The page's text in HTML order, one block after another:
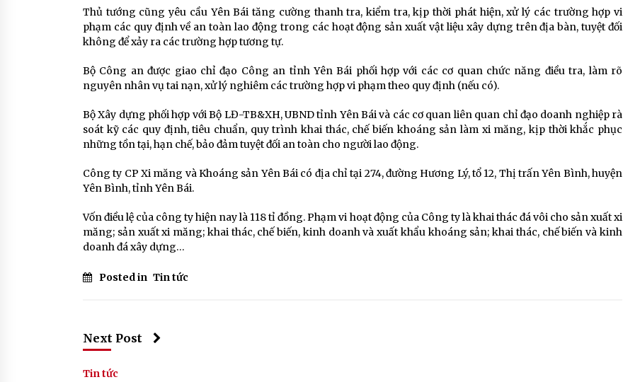
Thủ tướng cũng yêu cầu Yên Bái tăng cường thanh tra, kiểm tra, kịp thời phát hiện, xử lý các trường hợp vi
phạm các quy định về an toàn lao động trong các hoạt động sản xuất vật liệu xây dựng trên địa bàn, tuyệt đối
không để xảy ra các trường hợp tương tự.
Bộ Công an được giao chỉ đạo Công an tỉnh Yên Bái phối hợp với các cơ quan chức năng điều tra, làm rõ
nguyên nhân vụ tai nạn, xử lý nghiêm các trường hợp vi phạm theo quy định (nếu có).
Bộ Xây dựng phối hợp với Bộ LĐ-TB&XH, UBND tỉnh Yên Bái và các cơ quan liên quan chỉ đạo doanh nghiệp rà
soát kỹ các quy định, tiêu chuẩn, quy trình khai thác, chế biến khoáng sản làm xi măng, kịp thời khắc phục
những tồn tại, hạn chế, bảo đảm tuyệt đối an toàn cho người lao động.
Công ty CP Xi măng và Khoáng sản Yên Bái có địa chỉ tại 274, đường Hương Lý, tổ 12, Thị trấn Yên Bình, huyện
Yên Bình, tỉnh Yên Bái.
Vốn điều lệ của công ty hiện nay là 118 tỉ đồng. Phạm vi hoạt động của Công ty là khai thác đá vôi cho sản xuất xi
măng; sản xuất xi măng; khai thác, chế biến, kinh doanh và xuất khẩu khoáng sản; khai thác, chế biến và kinh
doanh đá xây dựng…
Posted in Tin tức
Next Post
Tin tức